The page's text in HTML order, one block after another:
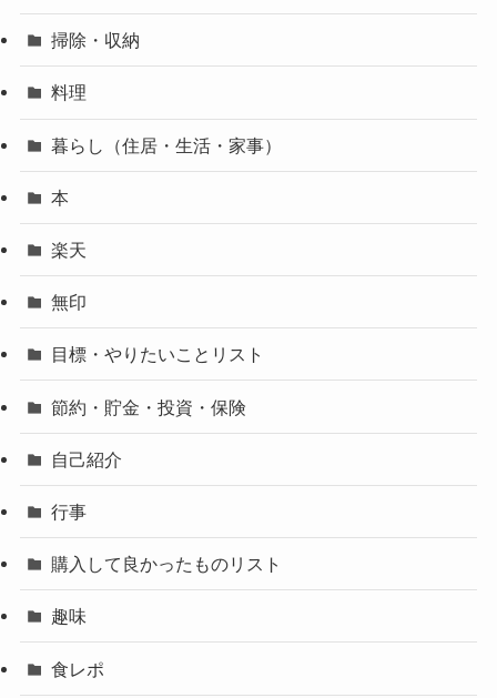
掃除・収納
料理
暮らし（住居・生活・家事）
本
楽天
無印
目標・やりたいことリスト
節約・貯金・投資・保険
自己紹介
行事
購入して良かったものリスト
趣味
食レポ